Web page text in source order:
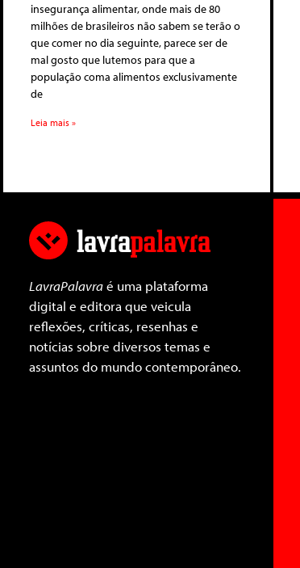
insegurança alimentar, onde mais de 80
milhões de brasileiros não sabem se terão o
que comer no dia seguinte, parece ser de
mal gosto que lutemos para que a
população coma alimentos exclusivamente
de
Leia mais »
LavraPalavraé uma plataforma
digital e editora que veicula
reflexões, críticas, resenhas e
notícias sobre diversos temas e
assuntos do mundo contemporâneo.